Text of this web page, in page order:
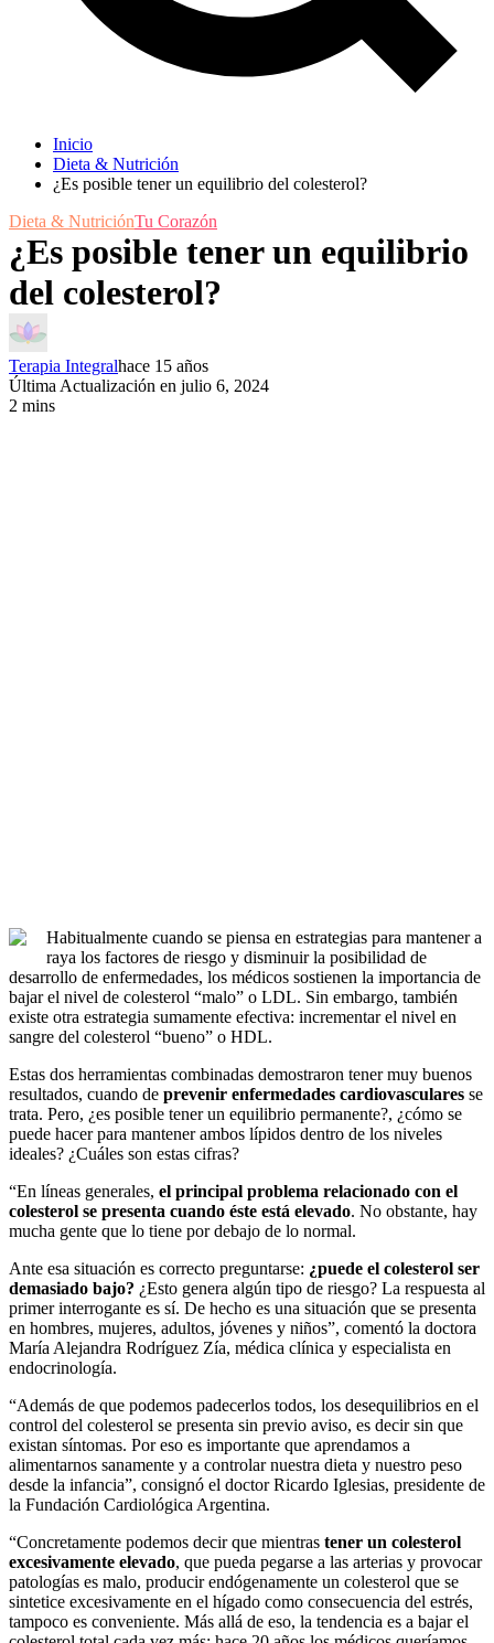
Inicio
Dieta & Nutrición
¿Es posible tener un equilibrio del colesterol?
Dieta & NutriciónTu Corazón
¿Es posible tener un equilibrio
del colesterol?
Terapia Integralhace 15 años
Última Actualización en julio 6, 2024
2 mins
Habitualmente cuando se piensa en estrategias para mantener a
raya los factores de riesgo y disminuir la posibilidad de
desarrollo de enfermedades, los médicos sostienen la importancia de
bajar el nivel de colesterol “malo” o LDL. Sin embargo, también
existe otra estrategia sumamente efectiva: incrementar el nivel en
sangre del colesterol “bueno” o HDL.
Estas dos herramientas combinadas demostraron tener muy buenos
resultados, cuando de prevenir enfermedades cardiovasculares se
trata. Pero, ¿es posible tener un equilibrio permanente?, ¿cómo se
puede hacer para mantener ambos lípidos dentro de los niveles
ideales? ¿Cuáles son estas cifras?
“En líneas generales, el principal problema relacionado con el
colesterol se presenta cuando éste está elevado. No obstante, hay
mucha gente que lo tiene por debajo de lo normal.
Ante esa situación es correcto preguntarse: ¿puede el colesterol ser
demasiado bajo? ¿Esto genera algún tipo de riesgo? La respuesta al
primer interrogante es sí. De hecho es una situación que se presenta
en hombres, mujeres, adultos, jóvenes y niños”, comentó la doctora
María Alejandra Rodríguez Zía, médica clínica y especialista en
endocrinología.
“Además de que podemos padecerlos todos, los desequilibrios en el
control del colesterol se presenta sin previo aviso, es decir sin que
existan síntomas. Por eso es importante que aprendamos a
alimentarnos sanamente y a controlar nuestra dieta y nuestro peso
desde la infancia”, consignó el doctor Ricardo Iglesias, presidente de
la Fundación Cardiológica Argentina.
“Concretamente podemos decir que mientras tener un colesterol
excesivamente elevado, que pueda pegarse a las arterias y provocar
patologías es malo, producir endógenamente un colesterol que se
sintetice excesivamente en el hígado como consecuencia del estrés,
tampoco es conveniente. Más allá de eso, la tendencia es a bajar el